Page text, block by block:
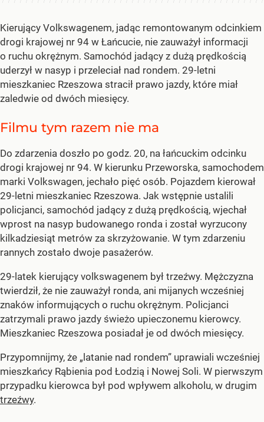
Kierujący Volkswagenem, jadąc remontowanym odcinkiem
drogi krajowej nr 94 w Łańcucie, nie zauważył informacji
o ruchu okrężnym. Samochód jadący z dużą prędkością
uderzył w nasyp i przeleciał nad rondem. 29-letni
mieszkaniec Rzeszowa stracił prawo jazdy, które miał
zaledwie od dwóch miesięcy.
Filmu tym razem nie ma
Do zdarzenia doszło po godz. 20, na łańcuckim odcinku
drogi krajowej nr 94. W kierunku Przeworska, samochodem
marki Volkswagen, jechało pięć osób. Pojazdem kierował
29-letni mieszkaniec Rzeszowa. Jak wstępnie ustalili
policjanci, samochód jadący z dużą prędkością, wjechał
wprost na nasyp budowanego ronda i został wyrzucony
kilkadziesiąt metrów za skrzyżowanie. W tym zdarzeniu
rannych zostało dwoje pasażerów.
29-latek kierujący volkswagenem był trzeźwy. Mężczyzna
twierdził, że nie zauważył ronda, ani mijanych wcześniej
znaków informujących o ruchu okrężnym. Policjanci
zatrzymali prawo jazdy świeżo upieczonemu kierowcy.
Mieszkaniec Rzeszowa posiadał je od dwóch miesięcy.
Przypomnijmy, że „latanie nad rondem” uprawiali wcześniej
mieszkańcy Rąbienia pod Łodzią i Nowej Soli. W pierwszym
przypadku kierowca był pod wpływem alkoholu, w drugim
trzeźwy.